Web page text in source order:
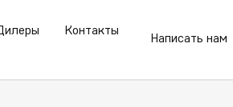
Контакты
Написать нам